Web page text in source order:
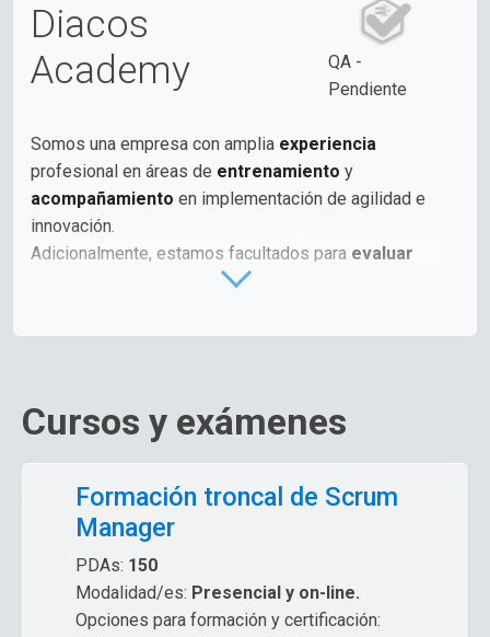
Diacos
Academy
QA -
Pendiente
Somos una empresa con amplia experiencia
profesional en áreas de entrenamiento y
acompañamiento en implementación de agilidad e
innovación.
Adicionalmente, estamos facultados para evaluar
con la metodología de
agilidad organizacional con una mirada cualitativa y
experiencia profesional corporativa, además se
encuentran inscritos y validados por la casa
Cursos y exámenes
Formación troncal de Scrum
Manager
PDAs: 150
Modalidad/es: Presencial y on-line.
Opciones para formación y certificación: